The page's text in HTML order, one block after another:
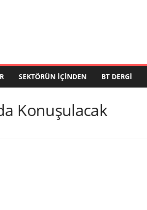
SEKTÖRÜN İÇINDEN BT DERGI
Konuşulacak